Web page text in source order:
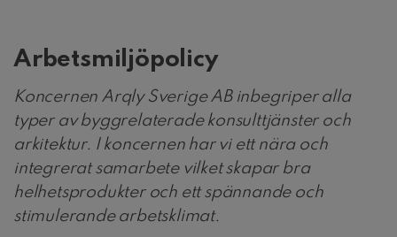
Arbetsmiljöpolicy
Koncernen Arqly Sverige AB inbegriper alla
typer av byggrelaterade konsulttjänster och
arkitektur. I koncernen har vi ett nära och
integrerat samarbete vilket skapar bra
helhetsprodukter och ett spännande och
stimulerande arbetsklimat.